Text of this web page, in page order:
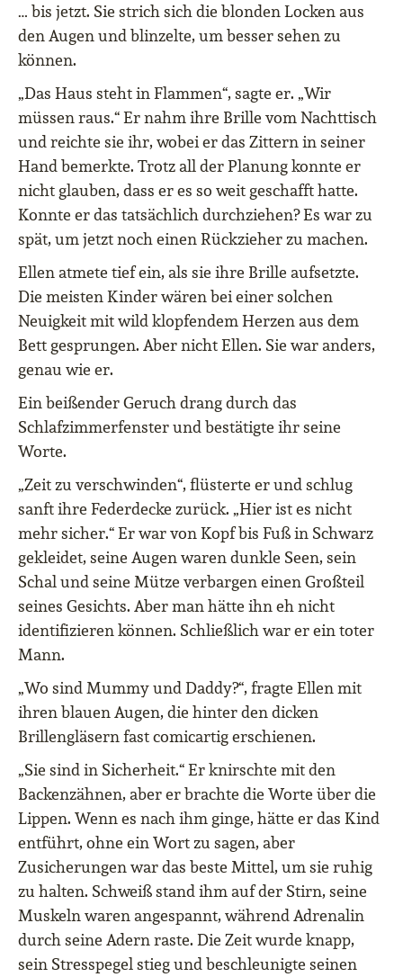
… bis jetzt. Sie strich sich die blonden Locken aus
den Augen und blinzelte, um besser sehen zu
können.
„Das Haus steht in Flammen“, sagte er. „Wir
müssen raus.“ Er nahm ihre Brille vom Nachttisch
und reichte sie ihr, wobei er das Zittern in seiner
Hand bemerkte. Trotz all der Planung konnte er
nicht glauben, dass er es so weit geschafft hatte.
Konnte er das tatsächlich durchziehen? Es war zu
spät, um jetzt noch einen Rückzieher zu machen.
Ellen atmete tief ein, als sie ihre Brille aufsetzte.
Die meisten Kinder wären bei einer solchen
Neuigkeit mit wild klopfendem Herzen aus dem
Bett gesprungen. Aber nicht Ellen. Sie war anders,
genau wie er.
Ein beißender Geruch drang durch das
Schlafzimmerfenster und bestätigte ihr seine
Worte.
„Zeit zu verschwinden“, flüsterte er und schlug
sanft ihre Federdecke zurück. „Hier ist es nicht
mehr sicher.“ Er war von Kopf bis Fuß in Schwarz
gekleidet, seine Augen waren dunkle Seen, sein
Schal und seine Mütze verbargen einen Großteil
seines Gesichts. Aber man hätte ihn eh nicht
identifizieren können. Schließlich war er ein toter
Mann.
„Wo sind Mummy und Daddy?“, fragte Ellen mit
ihren blauen Augen, die hinter den dicken
Brillengläsern fast comicartig erschienen.
„Sie sind in Sicherheit.“ Er knirschte mit den
Backenzähnen, aber er brachte die Worte über die
Lippen. Wenn es nach ihm ginge, hätte er das Kind
entführt, ohne ein Wort zu sagen, aber
Zusicherungen war das beste Mittel, um sie ruhig
zu halten. Schweiß stand ihm auf der Stirn, seine
Muskeln waren angespannt, während Adrenalin
durch seine Adern raste. Die Zeit wurde knapp,
sein Stresspegel stieg und beschleunigte seinen